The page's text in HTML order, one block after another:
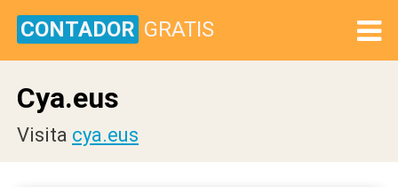
CONTADOR GRATIS
Cya.eus
Visita cya.eus